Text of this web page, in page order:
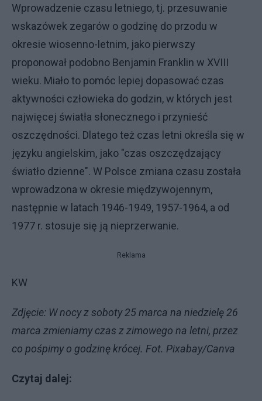
Wprowadzenie czasu letniego, tj. przesuwanie
wskazówek zegarów o godzinę do przodu w
okresie wiosenno-letnim, jako pierwszy
proponował podobno Benjamin Franklin w XVIII
wieku. Miało to pomóc lepiej dopasować czas
aktywności człowieka do godzin, w których jest
najwięcej światła słonecznego i przynieść
oszczędności. Dlatego też czas letni określa się w
języku angielskim, jako "czas oszczędzający
światło dzienne". W Polsce zmiana czasu została
wprowadzona w okresie międzywojennym,
następnie w latach 1946-1949, 1957-1964, a od
1977 r. stosuje się ją nieprzerwanie.
Reklama
KW
Zdjęcie: W nocy z soboty 25 marca na niedzielę 26
marca zmieniamy czas z zimowego na letni, przez
co pośpimy o godzinę krócej. Fot. Pixabay/Canva
Czytaj dalej: